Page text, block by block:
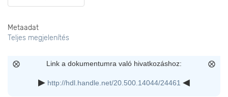
Metaadat
Teljes megjelenítés
Link a dokumentumra való hivatkozáshoz:
http://hdl.handle.net/20.500.14044/24461